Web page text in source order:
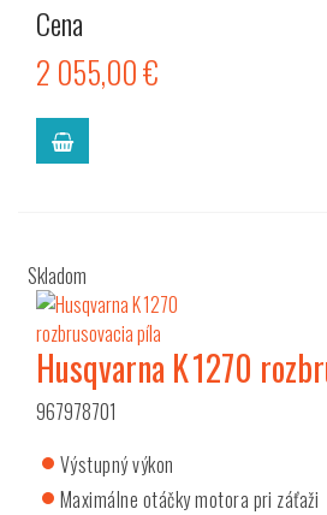
Cena
2 055,00 €
Skladom
Husqvarna K 1270
967978701
Výstupný výkon
Maximálne otáčky motora pri záťaži